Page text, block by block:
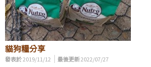
貓狗糧分享
發表於2019/11/12 最後更新2022/07/27